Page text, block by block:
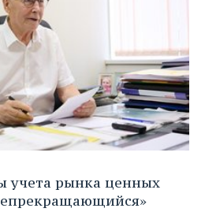
учета рынка ценных